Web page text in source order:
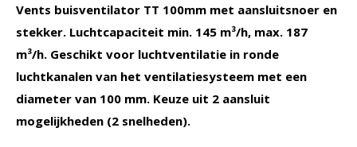
Vents buisventilator TT 100mm met aansluitsnoer en
stekker. Luchtcapaciteit min. 145 m³/h, max. 187
m³/h. Geschikt voor luchtventilatie in ronde
luchtkanalen van het ventilatiesysteem met een
diameter van 100 mm. Keuze uit 2 aansluit
mogelijkheden (2 snelheden).